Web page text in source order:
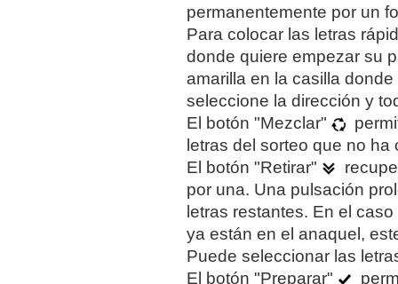
permanentemente por un
Para colocar las letras
donde quiere empezar su
amarilla en la casilla
seleccione la dirección y
El botón "Mezclar"
letras del sorteo que no ha
El botón "Retirar"
por una. Una pulsación
letras restantes. En el
ya están en el anaquel,
Puede seleccionar las
El botón "Preparar"